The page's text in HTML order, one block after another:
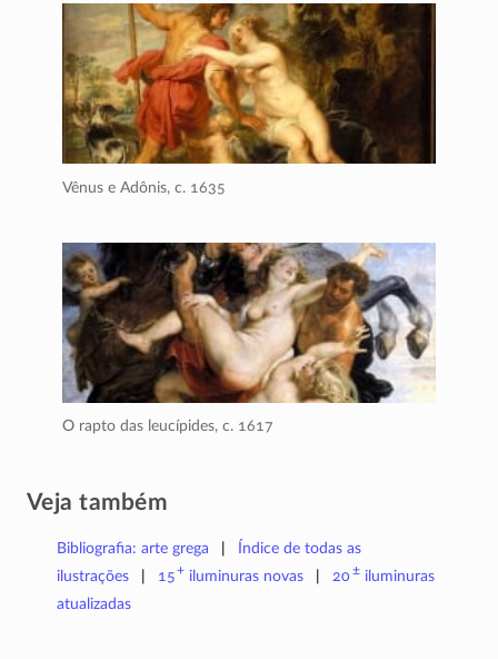
Vênus e Adônis, c. 1635
O rapto das leucípides, c. 1617
Veja também
Bibliografia: arte grega
Índice de todas as
ilustrações
15+ iluminuras novas 20±iluminuras
atualizadas